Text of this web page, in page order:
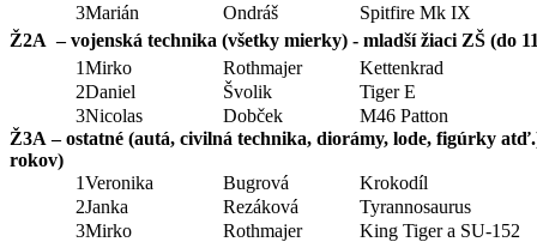
3Marián Ondráš
Spitfire Mk IX
Ž2A – vojenská technika (všetky mierky) - mladší žiaci ZŠ (do
1Mirko Rothmajer
Kettenkrad
2Daniel Švolik
Tiger E
3Nicolas Dobček
M46 Patton
Ž3A – ostatné (autá, civilná technika, diorámy, lode, figúrky
rokov)
1Veronika Bugrová
Krokodíl
2Janka Rezáková
Tyrannosaurus
3Mirko Rothmajer
King Tiger a SU-152